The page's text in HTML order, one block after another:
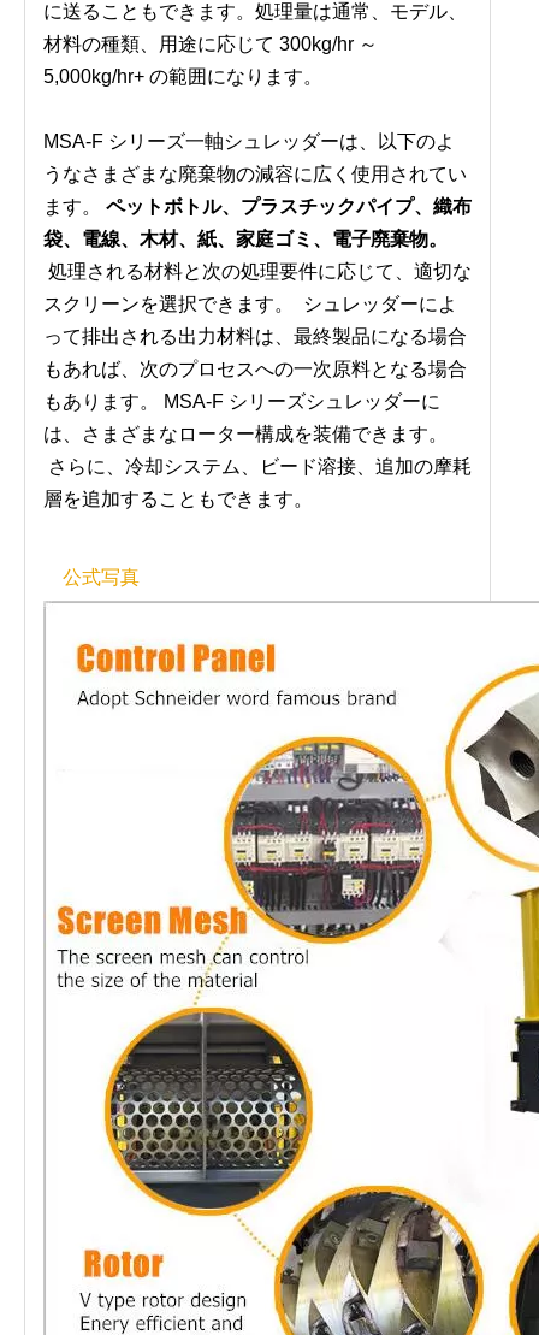
に送ることもできます。処理量は通常、モデル、
材料の種類、用途に応じて 300kg/hr ～
5,000kg/hr+ の範囲になります。
MSA-F シリーズ一軸シュレッダーは、以下のよ
うなさまざまな廃棄物の減容に広く使用されてい
ます。
ペットボトル、プラスチックパイプ、織布
袋、電線、木材、紙、家庭ゴミ、電子廃棄物。
処理される材料と次の処理要件に応じて、適切な
スクリーンを選択できます。 シュレッダーによ
って排出される出力材料は、最終製品になる場合
もあれば、次のプロセスへの一次原料となる場合
もあります。 MSA-F シリーズシュレッダーに
は、さまざまなローター構成を装備できます。
さらに、冷却システム、ビード溶接、追加の摩耗
層を追加することもできます。
公式写真